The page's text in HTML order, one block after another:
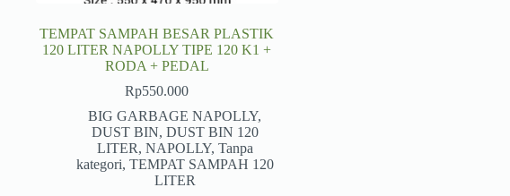
TEMPAT SAMPAH BESAR PLASTIK
120 LITER NAPOLLY TIPE 120 K1 +
RODA + PEDAL
Rp550.000
BIG GARBAGE NAPOLLY,
DUST BIN, DUST BIN 120
LITER, NAPOLLY, Tanpa
kategori, TEMPAT SAMPAH 120
LITER